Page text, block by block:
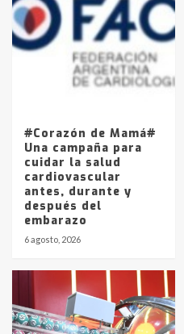
4
joven de
Los precios
La Pampa,
entre 857 a
#Corazón de Mamá#
Una campaña para
cuidar la salud
cardiovascular
antes, durante y
después del
embarazo
6 agosto, 2026